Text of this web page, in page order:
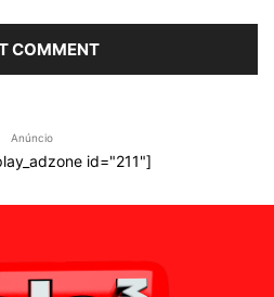
Anúncio
id="211"]